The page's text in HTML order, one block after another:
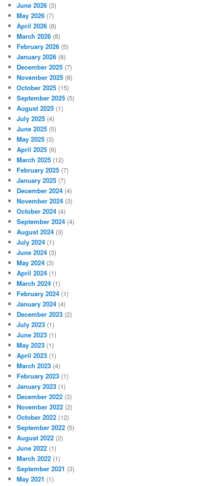
June 2026 (3)
May 2026 (7)
April 2026 (8)
March 2026 (8)
February 2026 (5)
January 2026 (8)
December 2025 (7)
November 2025 (8)
October 2025 (15)
September 2025 (5)
August 2025 (1)
July 2025 (4)
June 2025 (5)
May 2025 (3)
April 2025 (6)
March 2025 (12)
February 2025 (7)
January 2025 (7)
December 2024 (4)
November 2024 (3)
October 2024 (4)
September 2024 (4)
August 2024 (3)
July 2024 (1)
June 2024 (3)
May 2024 (3)
April 2024 (1)
March 2024 (1)
February 2024 (1)
January 2024 (4)
December 2023 (2)
July 2023 (1)
June 2023 (1)
May 2023 (1)
April 2023 (1)
March 2023 (4)
February 2023 (1)
January 2023 (1)
December 2022 (3)
November 2022 (2)
October 2022 (12)
September 2022 (5)
August 2022 (2)
June 2022 (1)
March 2022 (1)
September 2021 (3)
May 2021 (1)